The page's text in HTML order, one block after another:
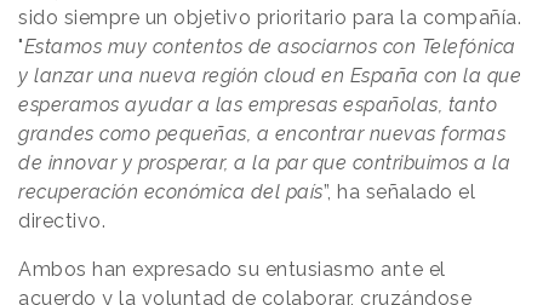
sido siempre un objetivo prioritario para la compañía.
"Estamos muy contentos de asociarnos con Telefónica
y lanzar una nueva región cloud en España con la que
esperamos ayudar a las empresas españolas, tanto
grandes como pequeñas, a encontrar nuevas formas
de innovar y prosperar, a la par que contribuimos a la
recuperación económica del país”, ha señalado el
directivo.
Ambos han expresado su entusiasmo ante el
acuerdo y la voluntad de colaborar, cruzándose